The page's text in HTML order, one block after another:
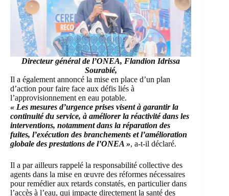
Directeur général de l’ONEA, Flandion Idrissa
Sourabié,
Il a également annoncé la mise en place d’un plan
d’action pour faire face aux défis liés à
l’approvisionnement en eau potable.
« Les mesures d’urgence prises visent à garantir la
continuité du service, à améliorer la réactivité dans les
interventions, notamment dans la réparation des
fuites, l’exécution des branchements et l’amélioration
globale des prestations de l’ONEA », a-t-il déclaré.
Il a par ailleurs rappelé la responsabilité collective des
agents dans la mise en œuvre des réformes nécessaires
pour remédier aux retards constatés, en particulier dans
l’accès à l’eau, qui impacte directement la santé des